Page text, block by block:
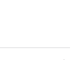
aus
Sitz.